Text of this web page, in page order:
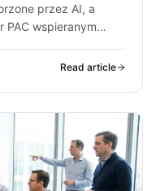
przez AI, a
PAC wspieranym
Read article